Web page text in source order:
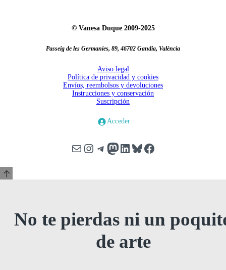
© Vanesa Duque 2009-2025
Passeig de les Germanies, 89, 46702 Gandia, València
Aviso legal
Política de privacidad y cookies
Envíos, reembolsos y devoluciones
Instrucciones y conservación
Suscripción
Acceder
Correo electrónico
Instagram
Telegram
Mastodon
LinkedIn
Bluesky
Facebook
No te pierdas ni un
de arte